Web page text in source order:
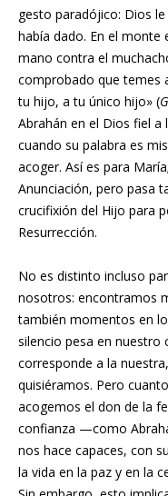
gesto paradójico: Dios
había dado. En el monte
mano contra el
comprobado que temes
tu hijo, a tu único hijo» (
Abrahán en el Dios fiel a
cuando su palabra es
acoger. Así es para
Anunciación, pero pasa
crucifixión del Hijo para
Resurrección.
No es distinto incluso
nosotros: encontramos
también momentos en
silencio pesa en nuestro
corresponde a la
quisiéramos. Pero
acogemos el don de la
confianza —como
nos hace capaces, con
la vida en la paz y en la